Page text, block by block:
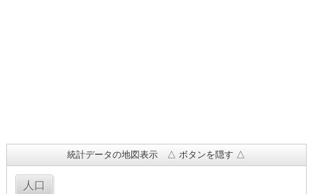
統計データの地図表示 △ ボタンを隠す △